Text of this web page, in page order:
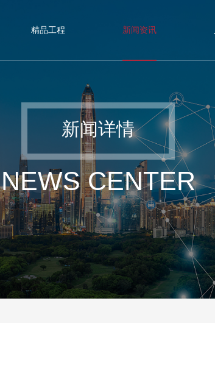
精品工程 新闻资讯
新闻详情
NEWS CENTER